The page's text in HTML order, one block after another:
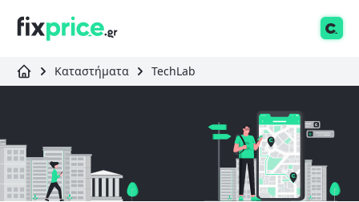
Καταστήματα TechLab